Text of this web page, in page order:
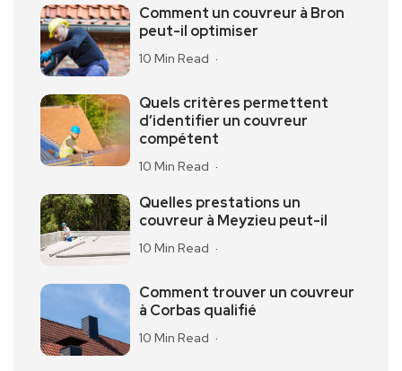
Comment un couvreur à Bron
peut-il optimiser
10 Min Read
Quels critères permettent
d’identifier un couvreur
compétent
10 Min Read
Quelles prestations un
couvreur à Meyzieu peut-il
10 Min Read
Comment trouver un couvreur
à Corbas qualifié
10 Min Read